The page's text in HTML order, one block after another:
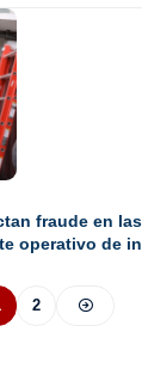
fraude en
operativo de
2